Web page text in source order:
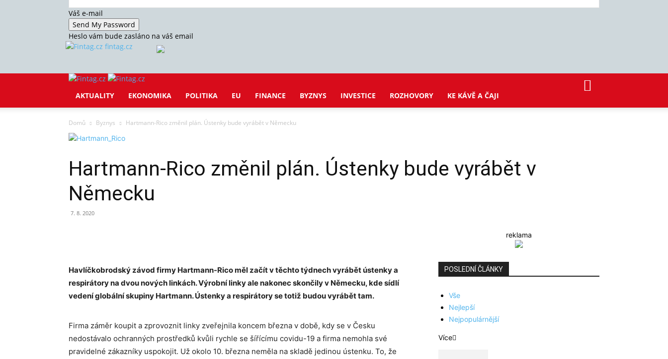
Váš e-mail
Heslo vám bude zasláno na váš email
fintag.cz
AKTUALITY EKONOMIKA POLITIKA EU FINANCE BYZNYS INVESTICE ROZHOVORY KE KÁVĚ A ČAJI
Domů Byznys Hartmann-Rico změnil plán. Ústenky bude vyrábět v Německu
Hartmann-Rico změnil plán. Ústenky bude vyrábět v
Německu
7. 8. 2020
Havlíčkobrodský závod firmy Hartmann-Rico měl začít v těchto týdnech vyrábět ústenky a
respirátory na dvou nových linkách. Výrobní linky ale nakonec skončily v Německu, kde sídlí
vedení globální skupiny Hartmann. Ústenky a respirátory se totiž budou vyrábět tam.
Firma záměr koupit a zprovoznit linky zveřejnila koncem března v době, kdy se v Česku
nedostávalo ochranných prostředků kvůli rychle se šířícímu covidu-19 a firma nemohla své
pravidelné zákazníky uspokojit. Už okolo 10. března neměla na skladě jedinou ústenku. To, že
reklama
POSLEDNÍ ČLÁNKY
Vše
Nejlepší
Nejpopulárnější
Více